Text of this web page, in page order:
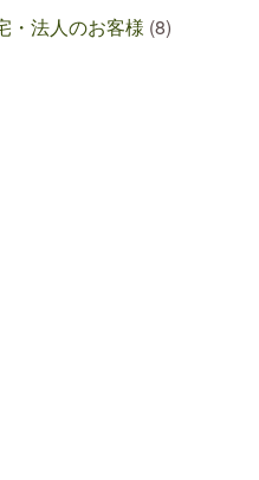
・法人のお客様 (8)